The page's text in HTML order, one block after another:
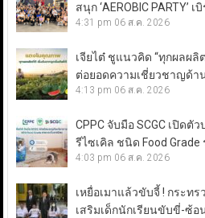
สนุก ‘AEROBIC
4:31 pm 06 ส.ค. 2026
เจียไต๋ ชูแนวคิด “ทุกผลผลิ
ต่อยอดความเชี่ยวชาญด้า
4:13 pm 06 ส.ค. 2026
CPPC จับมือ SCGC เปิด
รีไซเคิล ชนิด Food
4:03 pm 06 ส.ค. 2026
เหยื่อเมาแล้วขับจี้ ! กระท
เสริมเด็กนักเรียนขับขี่-ซ้